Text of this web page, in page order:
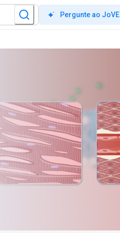
Pergunte ao JoVE